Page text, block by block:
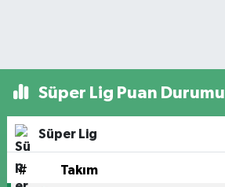
Süper Lig Puan Durumu
Süper Lig
# Takım